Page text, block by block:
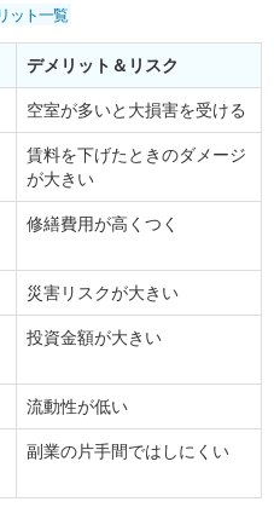
ット一覧
デメリット＆リスク
空室が多いと大損害を受ける
賃料を下げたときのダメージ
が大きい
修繕費用が高くつく
災害リスクが大きい
投資金額が大きい
流動性が低い
副業の片手間ではしにくい